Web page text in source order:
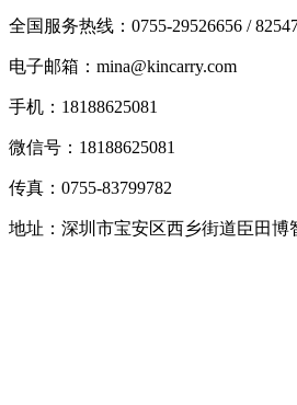
全国服务热线：0755-29526656 /
电子邮箱：mina@kincarry.com
手机：18188625081
微信号：18188625081
传真：0755-83799782
地址：深圳市宝安区西乡街道臣田